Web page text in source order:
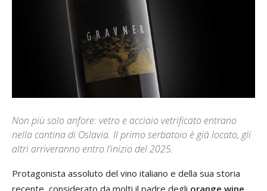
Non più solo anfore: vetro e acciaio vetrificato entrano
nella cantina di Oslavia. Il primo serbatoio è già locato, gli
altri arriveranno entro l’inizio del 2025.
Protagonista assoluto del vino italiano e della sua storia
recente, considerato da molti il padre degli orange wine,